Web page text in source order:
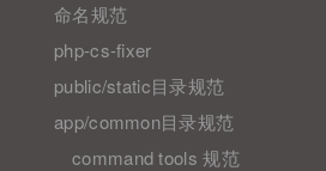
命名规范
php-cs-fixer
public/static目录规范
app/common目录规范
command tools 规范